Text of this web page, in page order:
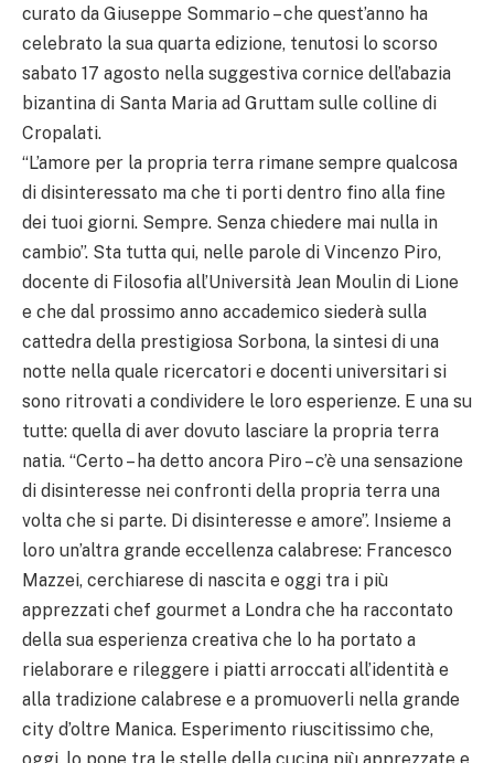
curato da Giuseppe Sommario – che quest’anno ha
celebrato la sua quarta edizione, tenutosi lo scorso
sabato 17 agosto nella suggestiva cornice dell’abazia
bizantina di Santa Maria ad Gruttam sulle colline di
Cropalati.
“L’amore per la propria terra rimane sempre qualcosa
di disinteressato ma che ti porti dentro fino alla fine
dei tuoi giorni. Sempre. Senza chiedere mai nulla in
cambio”. Sta tutta qui, nelle parole di Vincenzo Piro,
docente di Filosofia all’Università Jean Moulin di Lione
e che dal prossimo anno accademico siederà sulla
cattedra della prestigiosa Sorbona, la sintesi di una
notte nella quale ricercatori e docenti universitari si
sono ritrovati a condividere le loro esperienze. E una su
tutte: quella di aver dovuto lasciare la propria terra
natia. “Certo – ha detto ancora Piro – c’è una sensazione
di disinteresse nei confronti della propria terra una
volta che si parte. Di disinteresse e amore”. Insieme a
loro un’altra grande eccellenza calabrese: Francesco
Mazzei, cerchiarese di nascita e oggi tra i più
apprezzati chef gourmet a Londra che ha raccontato
della sua esperienza creativa che lo ha portato a
rielaborare e rileggere i piatti arroccati all’identità e
alla tradizione calabrese e a promuoverli nella grande
city d’oltre Manica. Esperimento riuscitissimo che,
oggi, lo pone tra le stelle della cucina più apprezzate e